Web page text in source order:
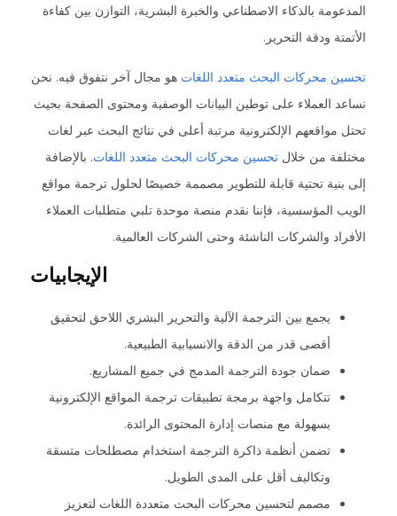
المدعومة بالذكاء الاصطناعي والخبرة البشرية، التوازن بين كفاءة
الأتمتة ودقة التحرير.
تحسين محركات البحث متعدد اللغات هو مجال آخر نتفوق فيه. نحن
نساعد العملاء على توطين البيانات الوصفية ومحتوى الصفحة بحيث
تحتل مواقعهم الإلكترونية مرتبة أعلى في نتائج البحث عبر لغات
مختلفة من خلال تحسين محركات البحث متعدد اللغات. بالإضافة
إلى بنية تحتية قابلة للتطوير مصممة خصيصًا لحلول ترجمة مواقع
الويب المؤسسية، فإننا نقدم منصة موحدة تلبي متطلبات العملاء
الأفراد والشركات الناشئة وحتى الشركات العالمية.
الإيجابيات
يجمع بين الترجمة الآلية والتحرير البشري اللاحق لتحقيق
أقصى قدر من الدقة والانسيابية الطبيعية.
ضمان جودة الترجمة المدمج في جميع المشاريع.
تتكامل واجهة برمجة تطبيقات ترجمة المواقع الإلكترونية
بسهولة مع منصات إدارة المحتوى الرائدة.
تضمن أنظمة ذاكرة الترجمة استخدام مصطلحات متسقة
وتكاليف أقل على المدى الطويل.
مصمم لتحسين محركات البحث متعددة اللغات لتعزيز